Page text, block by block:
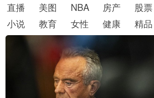
直播
美图 NBA 房产 股票
小说
教育 女性 健康 精品